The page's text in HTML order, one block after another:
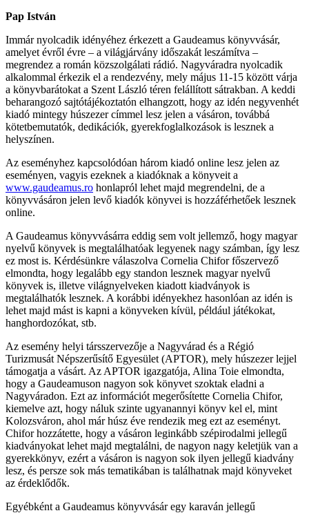
Pap István
Immár nyolcadik idényéhez érkezett a Gaudeamus könyvvásár,
amelyet évről évre – a világjárvány időszakát leszámítva –
megrendez a román közszolgálati rádió. Nagyváradra nyolcadik
alkalommal érkezik el a rendezvény, mely május 11-15 között várja
a könyvbarátokat a Szent László téren felállított sátrakban. A keddi
beharangozó sajtótájékoztatón elhangzott, hogy az idén negyvenhét
kiadó mintegy húszezer címmel lesz jelen a vásáron, továbbá
kötetbemutatók, dedikációk, gyerekfoglalkozások is lesznek a
helyszínen.
Az eseményhez kapcsolódóan három kiadó online lesz jelen az
eseményen, vagyis ezeknek a kiadóknak a könyveit a
www.gaudeamus.ro honlapról lehet majd megrendelni, de a
könyvvásáron jelen levő kiadók könyvei is hozzáférhetőek lesznek
online.
A Gaudeamus könyvvásárra eddig sem volt jellemző, hogy magyar
nyelvű könyvek is megtalálhatóak legyenek nagy számban, így lesz
ez most is. Kérdésünkre válaszolva Cornelia Chifor főszervező
elmondta, hogy legalább egy standon lesznek magyar nyelvű
könyvek is, illetve világnyelveken kiadott kiadványok is
megtalálhatók lesznek. A korábbi idényekhez hasonlóan az idén is
lehet majd mást is kapni a könyveken kívül, például játékokat,
hanghordozókat, stb.
Az esemény helyi társszervezője a Nagyvárad és a Régió
Turizmusát Népszerűsítő Egyesület (APTOR), mely húszezer lejjel
támogatja a vásárt. Az APTOR igazgatója, Alina Toie elmondta,
hogy a Gaudeamuson nagyon sok könyvet szoktak eladni a
Nagyváradon. Ezt az információt megerősítette Cornelia Chifor,
kiemelve azt, hogy náluk szinte ugyanannyi könyv kel el, mint
Kolozsváron, ahol már húsz éve rendezik meg ezt az eseményt.
Chifor hozzátette, hogy a vásáron leginkább szépirodalmi jellegű
kiadványokat lehet majd megtalálni, de nagyon nagy keletjük van a
gyerekkönyv, ezért a vásáron is nagyon sok ilyen jellegű kiadvány
lesz, és persze sok más tematikában is találhatnak majd könyveket
az érdeklődők.
Egyébként a Gaudeamus könyvvásár egy karaván jellegű